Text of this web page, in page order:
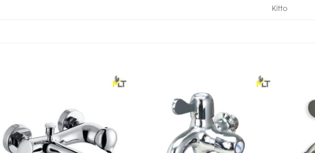
Kitto